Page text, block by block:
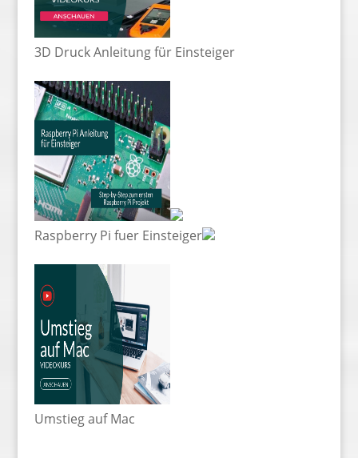
3D Druck Anleitung für Einsteiger
Raspberry Pi fuer Einsteiger
Umstieg auf Mac